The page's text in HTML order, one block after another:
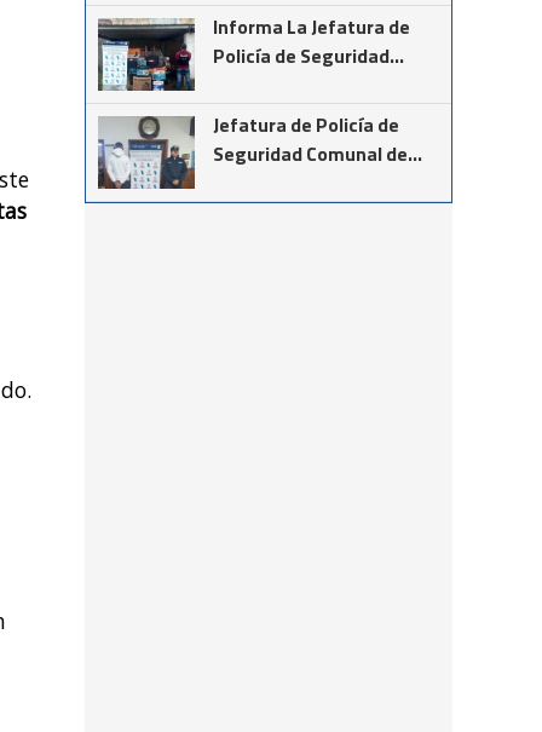
la instalación de cámaras
de seguridad en el cruce
de las rutas provinciales
67 y 85
Informa La Jefatura de
Policía de Seguridad
Suárez
Jefatura de Policía de
Seguridad Comunal de
procedimientos llevados a